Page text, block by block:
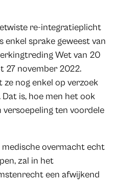
re-integratieplicht
enkel sprake geweest van
Wet van 20
27 november 2022.
nog enkel op verzoek
is, hoe men het ook
ten voordele
overmacht echt
zal in het
een afwijkend